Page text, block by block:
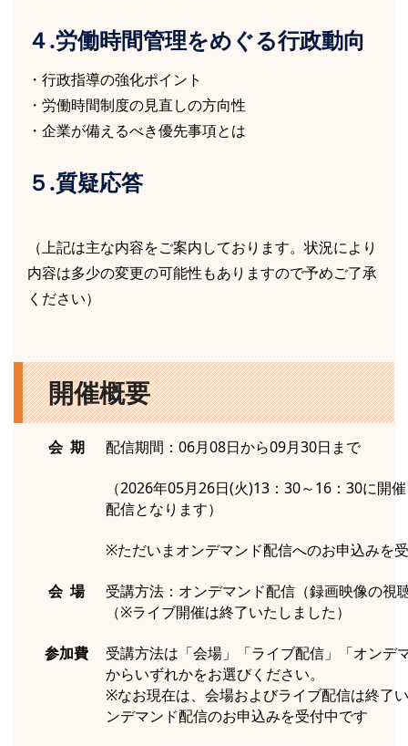
４.労働時間管理をめぐる行政動向
・行政指導の強化ポイント
・労働時間制度の見直しの方向性
・企業が備えるべき優先事項とは
５.質疑応答
（上記は主な内容をご案内しております。状況により
内容は多少の変更の可能性もありますので予めご了承
ください）
開催概要
会 期 配信期間：06月08日から09月30日まで
（2026年05月26日(火)13：30～16：30に開
配信となります）
※ただいまオンデマンド配信へのお申込みを
会 場
受講方法：オンデマンド配信（録画映像の視
（※ライブ開催は終了いたしました）
参加費
受講方法は「会場」「ライブ配信」「オンデ
からいずれかをお選びください。
※なお現在は、会場およびライブ配信は終了
ンデマンド配信のお申込みを受付中です